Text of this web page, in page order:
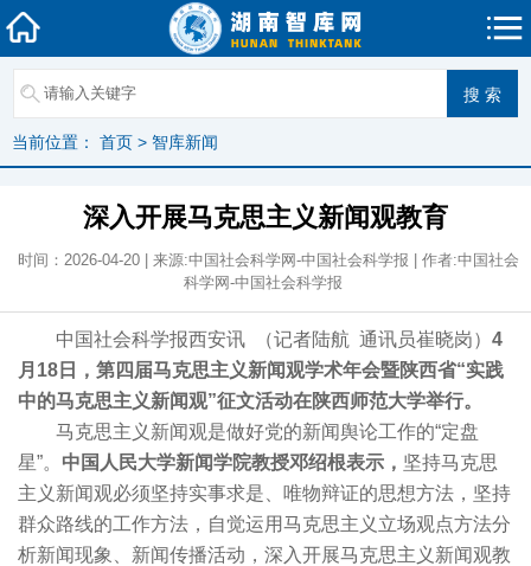
当前位置： 首页 > 智库新闻
深入开展马克思主义新闻观教育
时间：2026-04-20 | 来源:中国社会科学网-中国社会科学报 | 作者:中国社会
科学网-中国社会科学报
中国社会科学报西安讯 （记者陆航 通讯员崔晓岗） 4
月18日，第四届马克思主义新闻观学术年会暨陕西省“实践
中的马克思主义新闻观”征文活动在陕西师范大学举行。
马克思主义新闻观是做好党的新闻舆论工作的“定盘
星”。 中国人民大学新闻学院教授邓绍根表示， 坚持马克思
主义新闻观必须坚持实事求是、唯物辩证的思想方法，坚持
群众路线的工作方法，自觉运用马克思主义立场观点方法分
析新闻现象、新闻传播活动，深入开展马克思主义新闻观教